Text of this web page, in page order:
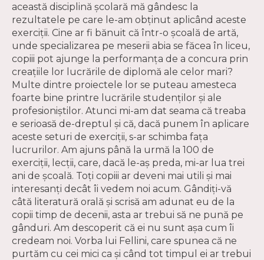
această disciplină şcolară mă gândesc la
rezultatele pe care le-am obţinut aplicând aceste
exerciţii. Cine ar fi bănuit că într-o şcoală de artă,
unde specializarea pe meserii abia se făcea în liceu,
copiii pot ajunge la performanţa de a concura prin
creaţiile lor lucrările de diplomă ale celor mari?
Multe dintre proiectele lor se puteau amesteca
foarte bine printre lucrările studenţilor şi ale
profesioniştilor. Atunci mi-am dat seama că treaba
e serioasă de-dreptul şi că, dacă punem în aplicare
aceste seturi de exerciţii, s-ar schimba faţa
lucrurilor. Am ajuns până la urmă la 100 de
exerciţii, lecţii, care, dacă le-aş preda, mi-ar lua trei
ani de şcoală. Toţi copiii ar deveni mai utili şi mai
interesanţi decât îi vedem noi acum. Gândiţi-vă
câtă literatură orală şi scrisă am adunat eu de la
copii timp de decenii, asta ar trebui să ne pună pe
gânduri. Am descoperit că ei nu sunt aşa cum îi
credeam noi. Vorba lui Fellini, care spunea că ne
purtăm cu cei mici ca şi când tot timpul ei ar trebui